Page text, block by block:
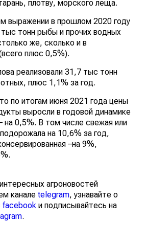
плотву, морского леща.
выражении в прошлом 2020 году
тонн рыбы и прочих водных
же, сколько и в
плюс 0,5%).
реализовали 31,7 тыс тонн
плюс 1,1% за год.
по итогам июня 2021 года цены
выросли в годовой динамике
на 0,5%. В том числе свежая или
на 10,6% за год,
–на 9%,
агроновостей
канале telegram, узнавайте о
facebook и подписывайтесь на
.